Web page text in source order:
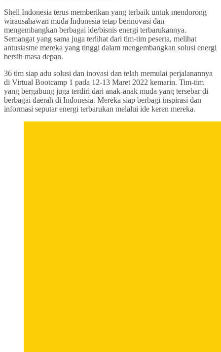
Shell Indonesia terus memberikan yang terbaik untuk mendorong
wirausahawan muda Indonesia tetap berinovasi dan
mengembangkan berbagai ide/bisnis energi terbarukannya.
Semangat yang sama juga terlihat dari tim-tim peserta, melihat
antusiasme mereka yang tinggi dalam mengembangkan solusi energi
bersih masa depan.
36 tim siap adu solusi dan inovasi dan telah memulai perjalanannya
di Virtual Bootcamp 1 pada 12-13 Maret 2022 kemarin. Tim-tim
yang bergabung juga terdiri dari anak-anak muda yang tersebar di
berbagai daerah di Indonesia. Mereka siap berbagi inspirasi dan
informasi seputar energi terbarukan melalui ide keren mereka.